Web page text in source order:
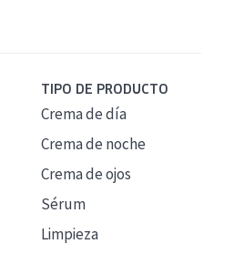
TIPO DE PRODUCTO
Crema de día
Crema de noche
Crema de ojos
Sérum
Limpieza